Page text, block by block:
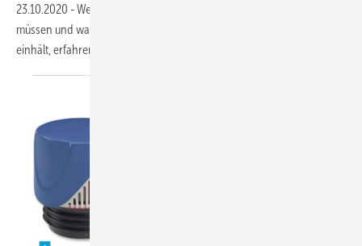
23.10.2020 -Welche Bedingungen bei C-Stahlrohren gegeben sein
müssen und was mit dem Werkstoff passiert, wenn man sie nicht
einhält, erfahren Sie in diesem